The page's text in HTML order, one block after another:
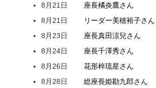
8月21日
座長橘炎鷹さん
8月21日
リーダー美穂裕子さん
8月23日
座長真田涼兒さん
8月24日
座長千澤秀さん
8月26日
花形梓琉星さん
8月28日
総座長姫勘九郎さん